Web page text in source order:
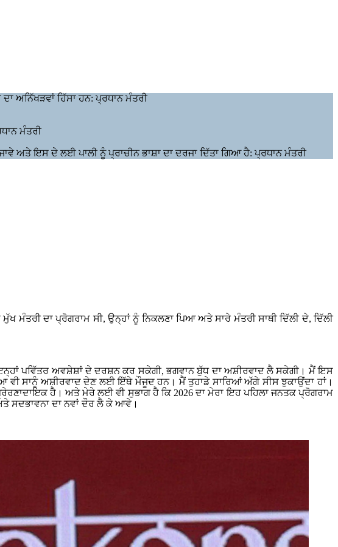
ਅਨਿੱਖੜਵਾਂ ਹਿੱਸਾ ਹਨ: ਪ੍ਰਧਾਨ ਮੰਤਰੀ
ਮੰਤਰੀ
ਅਤੇ ਇਸ ਦੇ ਲਈ ਪਾਲੀ ਨੂੰ ਪ੍ਰਾਚੀਨ ਭਾਸ਼ਾ ਦਾ ਦਰਜਾ ਦਿੱਤਾ ਗਿਆ ਹੈ: ਪ੍ਰਧਾਨ ਮੰਤਰੀ
ਮੰਤਰੀ ਦਾ ਪ੍ਰੋਗਰਾਮ ਸੀ, ਉਨ੍ਹਾਂ ਨੂੰ ਨਿਕਲਣਾ ਪਿਆ ਅਤੇ ਸਾਰੇ ਮੰਤਰੀ ਸਾਥੀ ਦਿੱਲੀ ਦੇ, ਦਿੱਲੀ
ਪਵਿੱਤਰ ਅਵਸ਼ੇਸ਼ਾਂ ਦੇ ਦਰਸ਼ਨ ਕਰ ਸਕੇਗੀ, ਭਗਵਾਨ ਬੁੱਧ ਦਾ ਅਸ਼ੀਰਵਾਦ ਲੈ ਸਕੇਗੀ। ਮੈਂ ਇਸ
ਵੀ ਸਾਨੂੰ ਅਸ਼ੀਰਵਾਦ ਦੇਣ ਲਈ ਇੱਥੇ ਮੌਜੂਦ ਹਨ। ਮੈਂ ਤੁਹਾਡੇ ਸਾਰਿਆਂ ਅੱਗੇ ਸੀਸ ਝੁਕਾਉਂਦਾ ਹਾਂ।
ਹੈ। ਅਤੇ ਮੇਰੇ ਲਈ ਵੀ ਸੁਭਾਗ ਹੈ ਕਿ 2026 ਦਾ ਮੇਰਾ ਇਹ ਪਹਿਲਾ ਜਨਤਕ ਪ੍ਰੋਗਰਾਮ
ਸਦਭਾਵਨਾ ਦਾ ਨਵਾਂ ਦੌਰ ਲੈ ਕੇ ਆਵੇ।